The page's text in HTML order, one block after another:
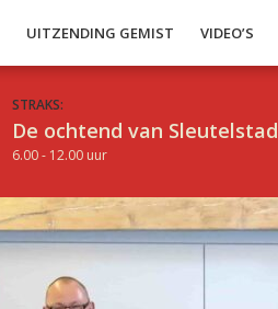
UITZENDING GEMIST VIDEO’S
STRAKS:
De ochtend van Sleutelstad
6.00 - 12.00 uur